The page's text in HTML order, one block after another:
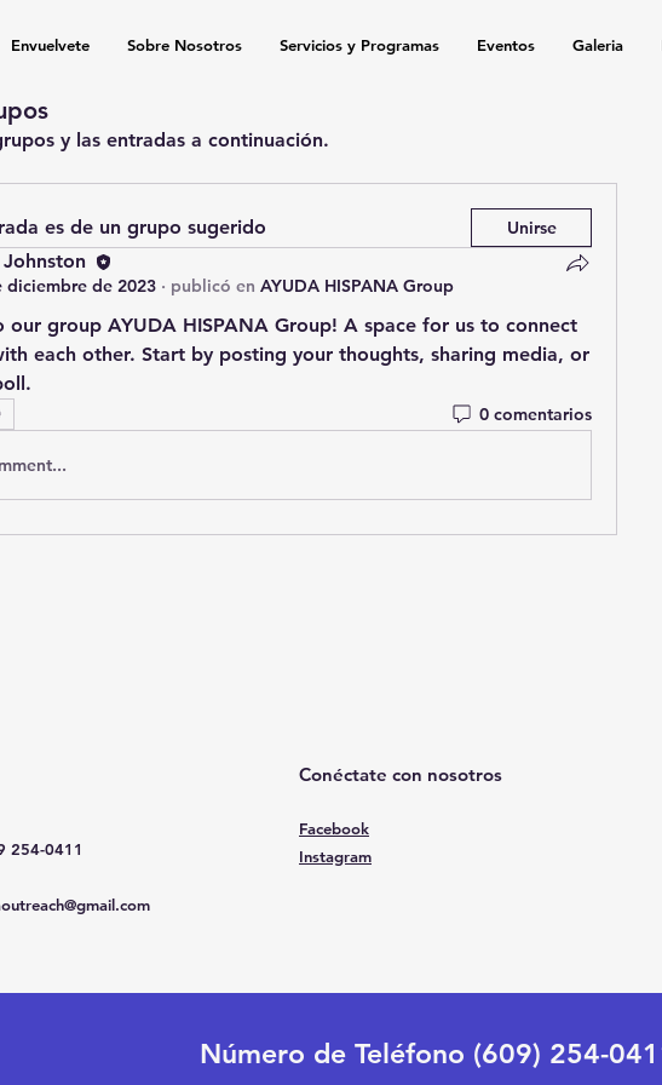
Envuelvete Sobre Nosotros Servicios y Programas Eventos Galeria
y las entradas a continuación.
es de un grupo sugerido Unirse
diciembre de 2023 · publicó en AYUDA HISPANA Group
our group AYUDA HISPANA Group! A space for us to connect
each other. Start by posting your thoughts, sharing media, or
0 comentarios
254-0411
Conéctate con nosotros
Facebook
Instagram
Número de Teléfono (609) 254-